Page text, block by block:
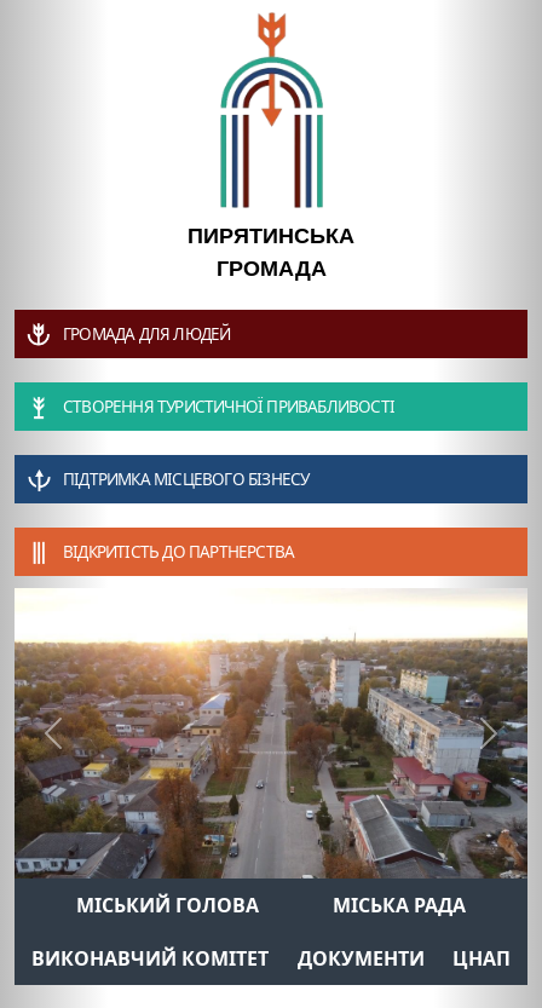
ПИРЯТИНСЬКА
ГРОМАДА
ГРОМАДА ДЛЯ ЛЮДЕЙ
СТВОРЕННЯ ТУРИСТИЧНОЇ ПРИВАБЛИВОСТІ
ПІДТРИМКА МІСЦЕВОГО БІЗНЕСУ
ВІДКРИТІСТЬ ДО ПАРТНЕРСТВА
Previous Next
МІСЬКИЙ ГОЛОВА
МІСЬКА РАДА
ВИКОНАВЧИЙ КОМІТЕТ
ДОКУМЕНТИ ЦНАП